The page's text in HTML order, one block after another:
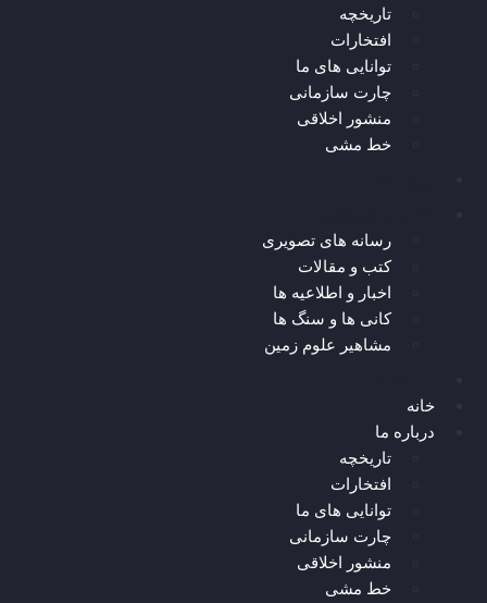
تاریخچه
افتخارات
توانایی های ما
چارت سازمانی
منشور اخلاقی
خط مشی
رسانه های تصویری
کتب و مقالات
اخبار و اطلاعیه ها
کانی ها و سنگ ها
مشاهیر علوم زمین
خانه
درباره ما
تاریخچه
افتخارات
توانایی های ما
چارت سازمانی
منشور اخلاقی
خط مشی